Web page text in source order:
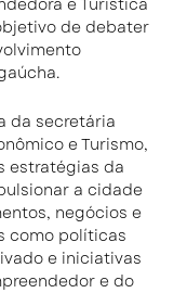
e Turística
de debater
da secretária
e Turismo,
estratégias da
a cidade
negócios e
como políticas
e iniciativas
e do